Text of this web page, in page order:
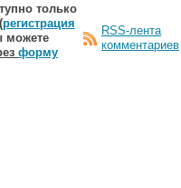
только
регистрация
можете
форму
RSS-лента
комментариев